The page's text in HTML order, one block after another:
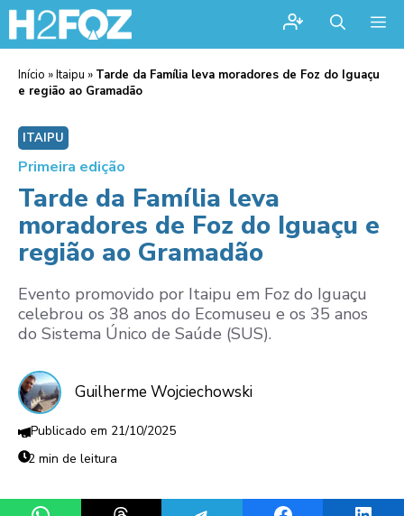
Início »Itaipu » Tarde da Família leva moradores de Foz do Iguaçu
e região ao Gramadão
ITAIPU
Primeira edição
Tarde da Família leva
moradores de Foz do Iguaçu e
região ao Gramadão
Evento promovido por Itaipu em Foz do Iguaçu
celebrou os 38 anos do Ecomuseu e os 35 anos
do Sistema Único de Saúde (SUS).
Guilherme Wojciechowski
21/10/2025
2 min de leitura
Share on WhatsAppShare on ThreadsShare on TelegramShare on Facebook